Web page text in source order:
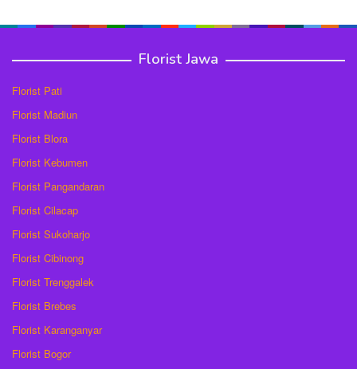
Florist Jawa
Florist Pati
Florist Madiun
Florist Blora
Florist Kebumen
Florist Pangandaran
Florist Cilacap
Florist Sukoharjo
Florist Cibinong
Florist Trenggalek
Florist Brebes
Florist Karanganyar
Florist Bogor